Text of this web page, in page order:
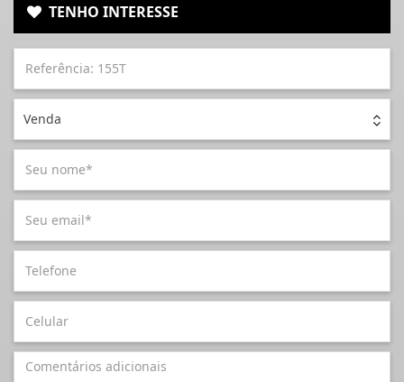
TENHO INTERESSE
Venda